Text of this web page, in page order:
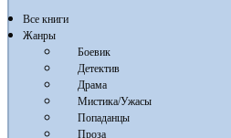
Все книги
Жанры
Боевик
Детектив
Драма
Мистика/Ужасы
Попаданцы
Проза